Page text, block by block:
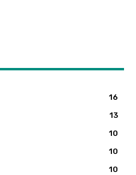
16
13
10
10
10